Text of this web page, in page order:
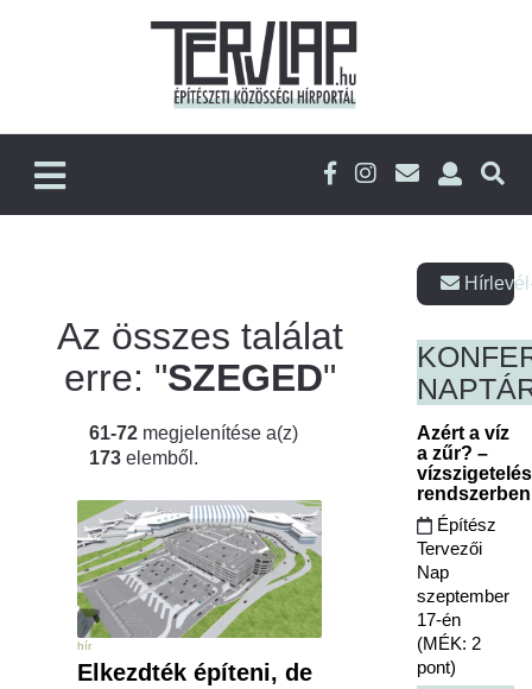
Az összes találat
erre: "SZEGED"
61-72 megjelenítése a(z)
173 elemből.
hír
Elkezdték építeni, de
Azért a víz
a zűr? –
Építész
Tervezői
Nap
szeptember
17-én
(MÉK: 2
pont)